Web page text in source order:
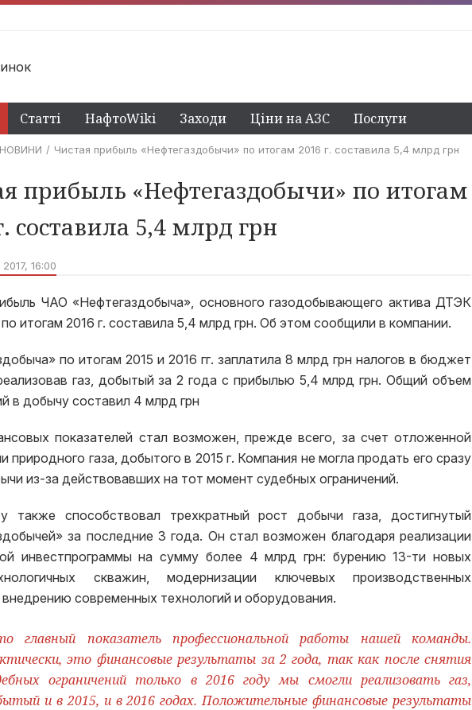
Статті НафтоWiki Заходи Ціни на АЗС Послуги
НОВИНИ Чистая прибыль «Нефтегаздобычи» по итогам 2016 г. составила 5,4 млрд грн
прибыль «Нефтегаздобычи» по итогам
составила 5,4 млрд грн
16:00
ЧАО «Нефтегаздобыча», основного газодобывающего актива ДТЭК
итогам 2016 г. составила 5,4 млрд грн. Об этом сообщили в компании.
по итогам 2015 и 2016 гг. заплатила 8 млрд грн налогов в бюджет
газ, добытый за 2 года с прибылью 5,4 млрд грн. Общий объем
в добычу составил 4 млрд грн
показателей стал возможен, прежде всего, за счет отложенной
природного газа, добытого в 2015 г. Компания не могла продать его сразу
из-за действовавших на тот момент судебных ограничений.
также способствовал трехкратный рост добычи газа, достигнутый
за последние 3 года. Он стал возможен благодаря реализации
инвестпрограммы на сумму более 4 млрд грн: бурению 13-ти новых
скважин, модернизации ключевых производственных
современных технологий и оборудования.
главный показатель профессиональной работы нашей команды.
это финансовые результаты за 2 года, так как после снятия
ограничений только в 2016 году мы смогли реализовать газ,
и в 2015, и в 2016 годах. Положительные финансовые результаты